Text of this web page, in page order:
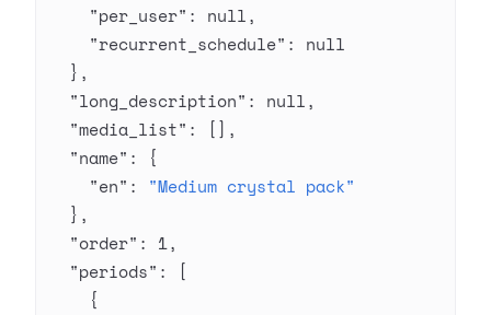
    "per_user"
: null,
    "recurrent_schedule"
: null
  },
  "long_description"
: null,
  "media_list"
: [],
  "name"
: {
    "en"
: "Medium crystal pack"
  },
  "order"
: 1,
  "periods"
: [
    {